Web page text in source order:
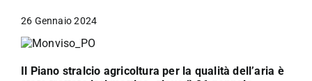
Convenzioni
L’Agricoltore cuneese
Fotogallery
26 Gennaio 2024
Il Piano stralcio agricoltura per la qualità dell’aria è